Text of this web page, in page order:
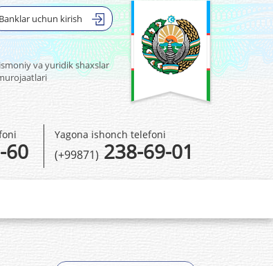
Banklar uchun kirish
va yuridik shaxslar
Yagona ishonch telefoni
(+99871) 238-69-01